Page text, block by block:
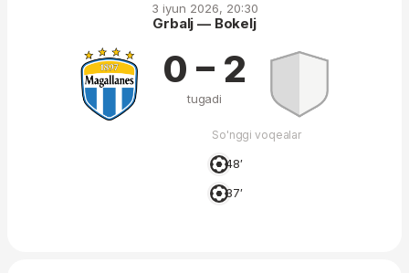
3 iyun 2026, 20:30
Grbalj — Bokelj
0 – 2
tugadi
So'nggi voqealar
48′
37′